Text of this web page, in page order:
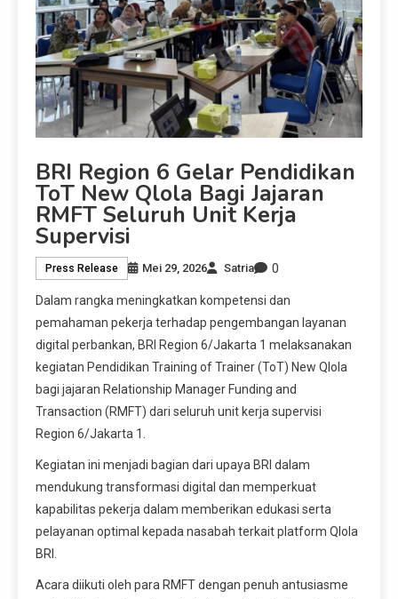
BRI Region 6 Gelar Pendidikan
ToT New Qlola Bagi Jajaran
RMFT Seluruh Unit Kerja
Supervisi
Press Release Mei 29, 2026 Satria 0
Dalam rangka meningkatkan kompetensi dan
pemahaman pekerja terhadap pengembangan layanan
digital perbankan, BRI Region 6/Jakarta 1 melaksanakan
kegiatan Pendidikan Training of Trainer (ToT) New Qlola
bagi jajaran Relationship Manager Funding and
Transaction (RMFT) dari seluruh unit kerja supervisi
Region 6/Jakarta 1.
Kegiatan ini menjadi bagian dari upaya BRI dalam
mendukung transformasi digital dan memperkuat
kapabilitas pekerja dalam memberikan edukasi serta
pelayanan optimal kepada nasabah terkait platform Qlola
BRI.
Acara diikuti oleh para RMFT dengan penuh antusiasme